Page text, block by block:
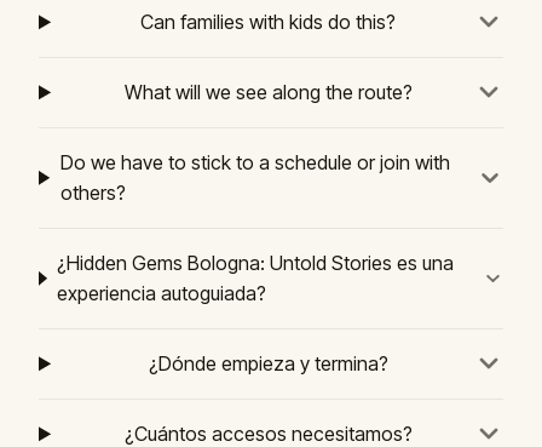
Can families with kids do this?
What will we see along the route?
Do we have to stick to a schedule or join with
others?
¿Hidden Gems Bologna: Untold Stories es una
experiencia autoguiada?
¿Dónde empieza y termina?
¿Cuántos accesos necesitamos?